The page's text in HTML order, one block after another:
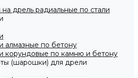
дрель радиальные по стали
по бетону
корундовые по камню и бетону
(шарошки) для дрели